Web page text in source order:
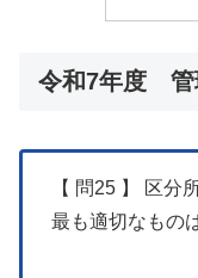
令和7年度 管
【 問25 】 区分
最も適切なもの